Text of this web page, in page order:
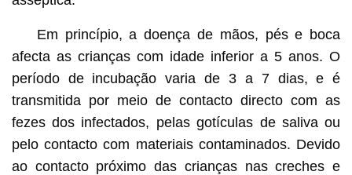
Em princípio, a doença de mãos, pés e boca
afecta as crianças com idade inferior a 5 anos. O
período de incubação varia de 3 a 7 dias, e é
transmitida por meio de contacto directo com as
fezes dos infectados, pelas gotículas de saliva ou
pelo contacto com materiais contaminados. Devido
ao contacto próximo das crianças nas creches e